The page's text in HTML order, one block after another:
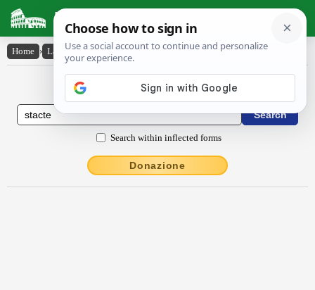
Latin Dictionary
Home › Latin-English › stacte
Latin to English Dictionary
Search within inflected forms
Donazione